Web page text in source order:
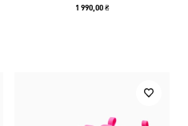
1 990,00 ₴